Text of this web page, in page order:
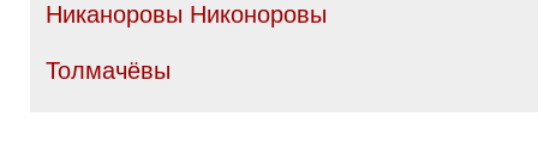
Никаноровы Никоноровы
Толмачёвы